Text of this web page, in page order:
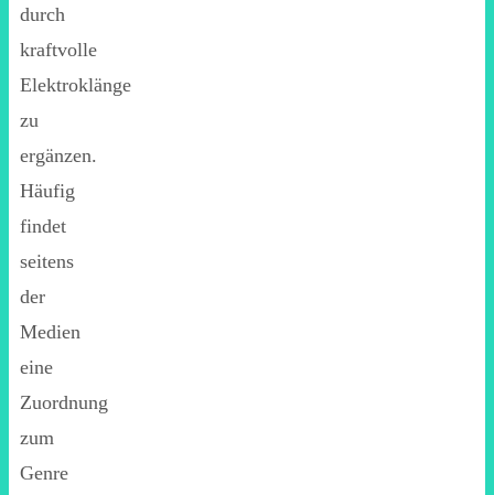
durch
kraftvolle
Elektroklänge
zu
ergänzen.
Häufig
findet
seitens
der
Medien
eine
Zuordnung
zum
Genre